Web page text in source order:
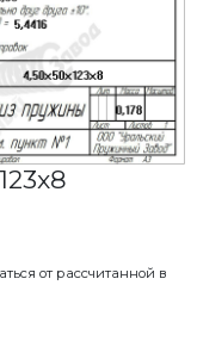
от рассчитанной в